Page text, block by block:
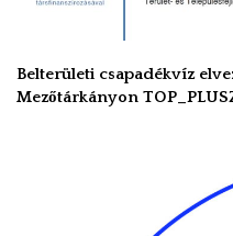
Belterületi csapadékvíz
Mezőtárkányon